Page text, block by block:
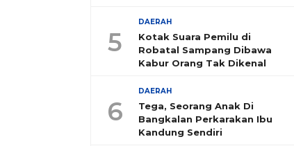
5
DAERAH
Kotak Suara Pemilu di
Robatal Sampang Dibawa
Kabur Orang Tak Dikenal
6
DAERAH
Tega, Seorang Anak Di
Bangkalan Perkarakan Ibu
Kandung Sendiri